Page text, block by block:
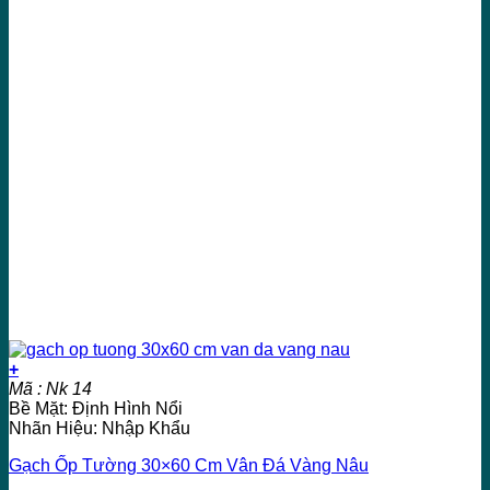
+
Mã : Nk 14
Bề Mặt: Định Hình Nổi
Nhãn Hiệu: Nhập Khẩu
Gạch Ốp Tường 30×60 Cm Vân Đá Vàng Nâu